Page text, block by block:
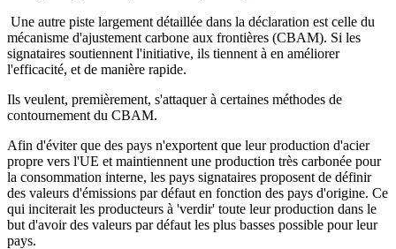
Une autre piste largement détaillée dans la déclaration est celle du
mécanisme d'ajustement carbone aux frontières (CBAM). Si les
signataires soutiennent l'initiative, ils tiennent à en améliorer
l'efficacité, et de manière rapide.
Ils veulent, premièrement, s'attaquer à certaines méthodes de
contournement du CBAM.
Afin d'éviter que des pays n'exportent que leur production d'acier
propre vers l'UE et maintiennent une production très carbonée pour
la consommation interne, les pays signataires proposent de définir
des valeurs d'émissions par défaut en fonction des pays d'origine. Ce
qui inciterait les producteurs à 'verdir' toute leur production dans le
but d'avoir des valeurs par défaut les plus basses possible pour leur
pays.